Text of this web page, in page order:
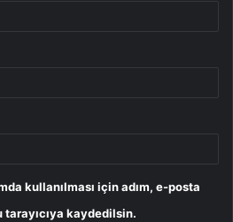
kullanılması için adım, e-posta
kaydedilsin.